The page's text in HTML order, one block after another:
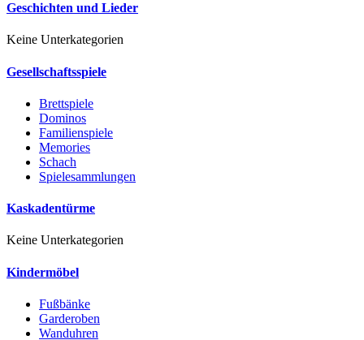
Geschichten und Lieder
Keine Unterkategorien
Gesellschaftsspiele
Brettspiele
Dominos
Familienspiele
Memories
Schach
Spielesammlungen
Kaskadentürme
Keine Unterkategorien
Kindermöbel
Fußbänke
Garderoben
Wanduhren